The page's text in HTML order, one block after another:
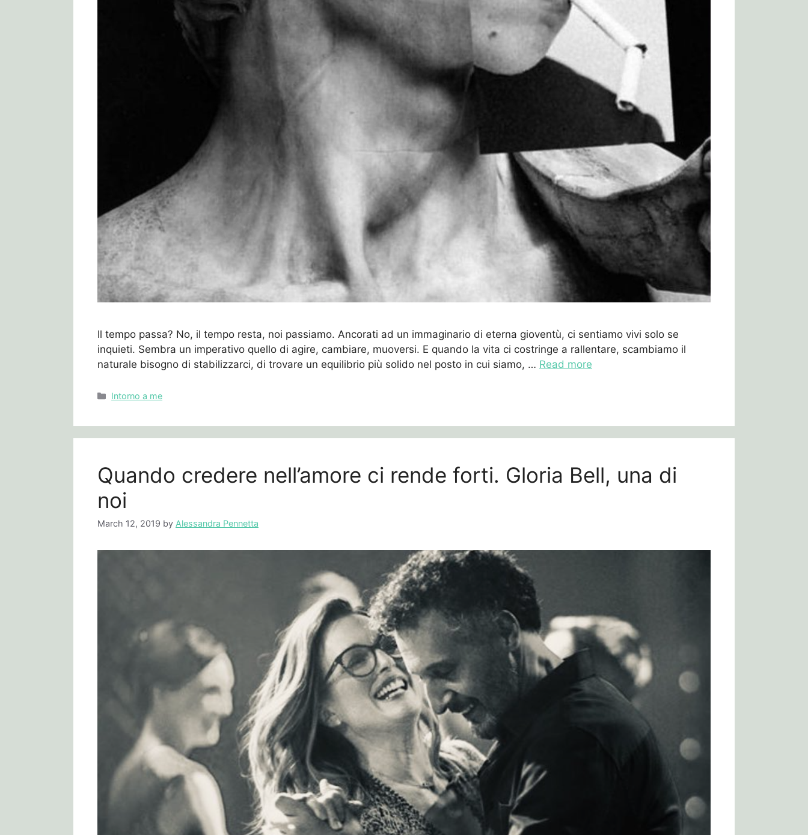
Il tempo passa? No, il tempo resta, noi passiamo. Ancorati ad un immaginario di eterna gioventù, ci sentiamo vivi solo se
inquieti. Sembra un imperativo quello di agire, cambiare, muoversi. E quando la vita ci costringe a rallentare, scambiamo il
naturale bisogno di stabilizzarci, di trovare un equilibrio più solido nel posto in cui siamo, … Read more
Categories
Intorno a me
Quando credere nell’amore ci rende forti. Gloria Bell, una di
noi
March 12, 2019 by Alessandra Pennetta